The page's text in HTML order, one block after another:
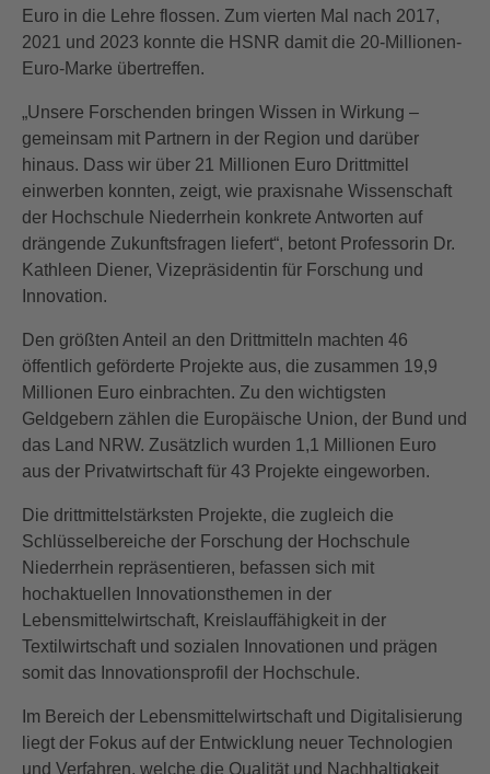
Euro in die Lehre flossen. Zum vierten Mal nach 2017,
2021 und 2023 konnte die HSNR damit die 20-Millionen-
Euro-Marke übertreffen.
„Unsere Forschenden bringen Wissen in Wirkung –
gemeinsam mit Partnern in der Region und darüber
hinaus. Dass wir über 21 Millionen Euro Drittmittel
einwerben konnten, zeigt, wie praxisnahe Wissenschaft
der Hochschule Niederrhein konkrete Antworten auf
drängende Zukunftsfragen liefert“, betont Professorin Dr.
Kathleen Diener, Vizepräsidentin für Forschung und
Innovation.
Den größten Anteil an den Drittmitteln machten 46
öffentlich geförderte Projekte aus, die zusammen 19,9
Millionen Euro einbrachten. Zu den wichtigsten
Geldgebern zählen die Europäische Union, der Bund und
das Land NRW. Zusätzlich wurden 1,1 Millionen Euro
aus der Privatwirtschaft für 43 Projekte eingeworben.
Die drittmittelstärksten Projekte, die zugleich die
Schlüsselbereiche der Forschung der Hochschule
Niederrhein repräsentieren, befassen sich mit
hochaktuellen Innovationsthemen in der
Lebensmittelwirtschaft, Kreislauffähigkeit in der
Textilwirtschaft und sozialen Innovationen und prägen
somit das Innovationsprofil der Hochschule.
Im Bereich der Lebensmittelwirtschaft und Digitalisierung
liegt der Fokus auf der Entwicklung neuer Technologien
und Verfahren, welche die Qualität und Nachhaltigkeit